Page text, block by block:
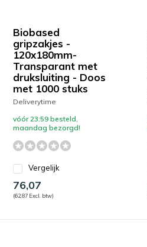
Biobased
gripzakjes -
120x180mm-
Transparant met
druksluiting - Doos
met 1000 stuks
Deliverytime
vóór 23:59 besteld,
maandag bezorgd!
Vergelijk
76,07
(62,87 Excl. btw)